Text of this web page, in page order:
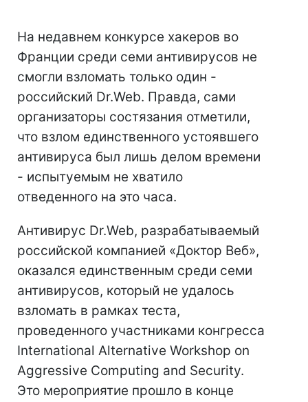
На недавнем конкурсе хакеров во
Франции среди семи антивирусов не
смогли взломать только один -
российский Dr.Web. Правда, сами
организаторы состязания отметили,
что взлом единственного устоявшего
антивируса был лишь делом времени
- испытуемым не хватило
отведенного на это часа.
Антивирус Dr.Web, разрабатываемый
российской компанией «Доктор Веб»,
оказался единственным среди семи
антивирусов, который не удалось
взломать в рамках теста,
проведенного участниками конгресса
International Alternative Workshop on
Aggressive Computing and Security.
Это мероприятие прошло в конце